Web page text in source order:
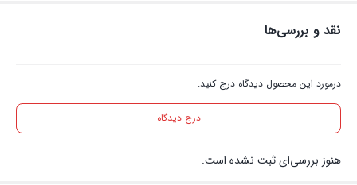
نقد و بررسی‌ها
درمورد این محصول دیدگاه درج کنید.
درج دیدگاه
هنوز بررسی‌ای ثبت نشده است.